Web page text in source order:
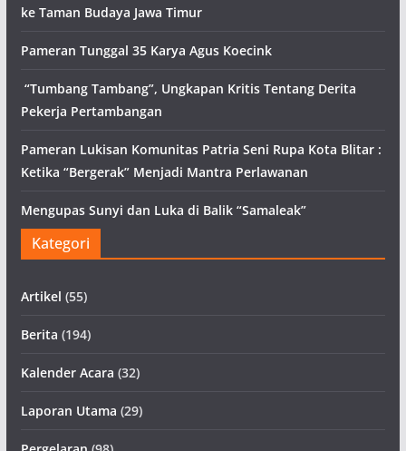
ke Taman Budaya Jawa Timur
Pameran Tunggal 35 Karya Agus Koecink
“Tumbang Tambang”, Ungkapan Kritis Tentang Derita
Pekerja Pertambangan
Pameran Lukisan Komunitas Patria Seni Rupa Kota Blitar :
Ketika “Bergerak” Menjadi Mantra Perlawanan
Mengupas Sunyi dan Luka di Balik “Samaleak”
Kategori
Artikel (55)
Berita (194)
Kalender Acara (32)
Laporan Utama (29)